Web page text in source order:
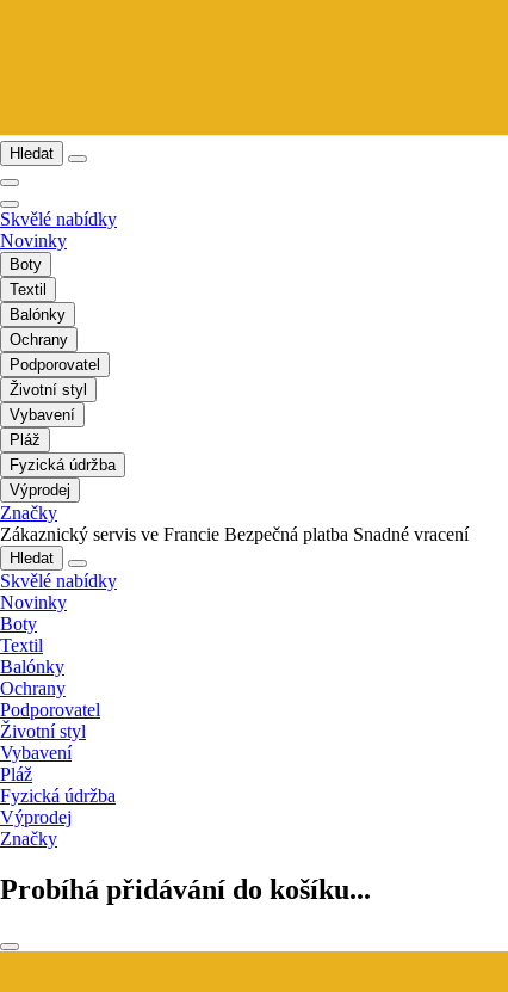
Hledat
Skvělé nabídky
Novinky
Boty
Textil
Balónky
Ochrany
Podporovatel
Životní styl
Vybavení
Pláž
Fyzická údržba
Výprodej
Značky
Zákaznický servis ve Francie Bezpečná platba Snadné vracení
Hledat
Skvělé nabídky
Novinky
Boty
Textil
Balónky
Ochrany
Podporovatel
Životní styl
Vybavení
Pláž
Fyzická údržba
Výprodej
Značky
Probíhá přidávání do košíku...